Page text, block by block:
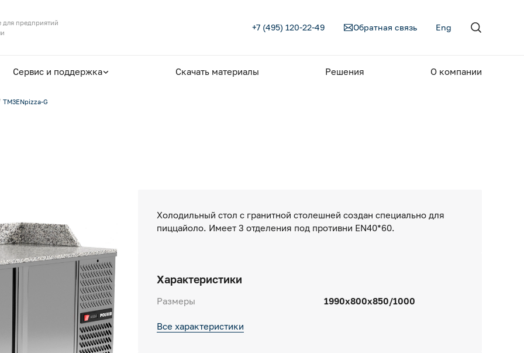
предприятий
+7 (495) 120-22-49 Обратная связь Eng
Сервис и поддержка Скачать материалы Решения О компании
TM3ENpizza-G
Холодильный стол с гранитной столешней создан специально для
пиццайоло. Имеет 3 отделения под противни EN40*60.
Характеристики
Размеры 1990х800x850/1000
Все характеристики